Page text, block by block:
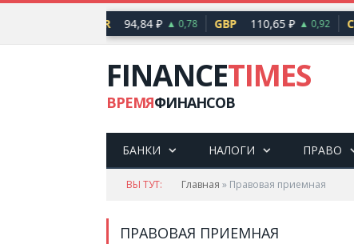
94,84 ₽ ▲ 0,78 GBP 110,65 ₽ ▲ 0,92 CNY
FINANCETIMES
ВРЕМЯФИНАНСОВ
БАНКИ НАЛОГИ ПРАВО
ВЫ ТУТ: Главная » Правовая приемная
ПРАВОВАЯ ПРИЕМНАЯ